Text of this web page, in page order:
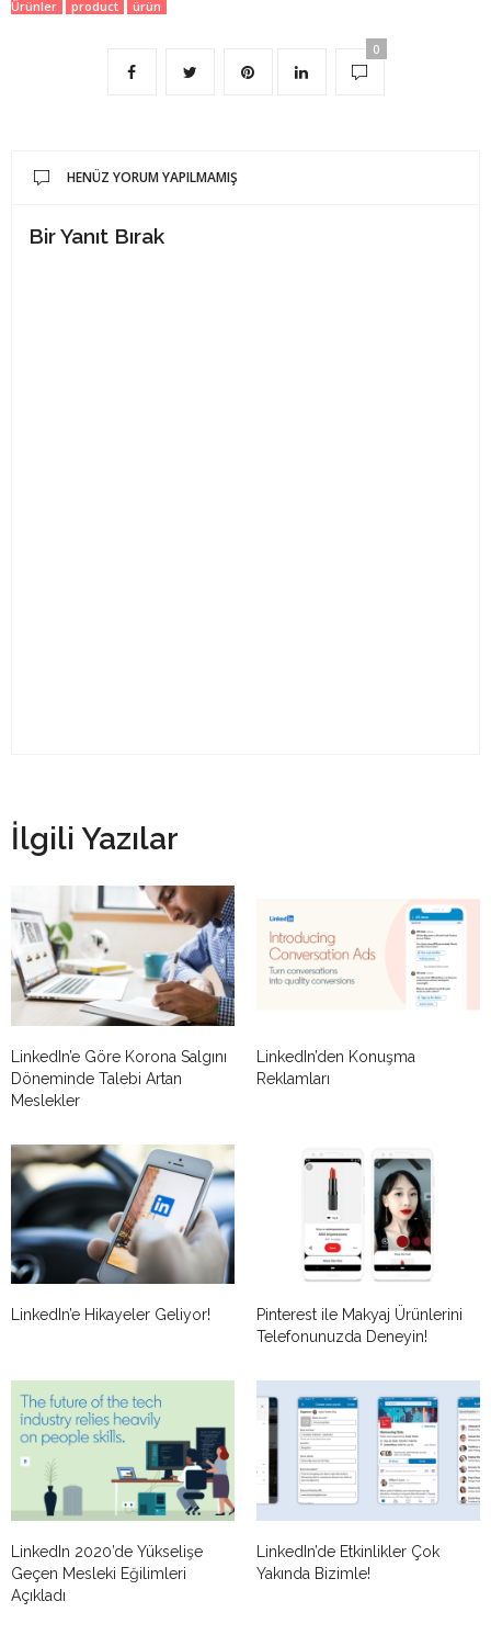
Ürünler product ürün
0
HENÜZ YORUM YAPILMAMIŞ
Bir Yanıt Bırak
İlgili Yazılar
LinkedIn’e Göre Korona Salgını
Döneminde Talebi Artan
Meslekler
LinkedIn’den Konuşma
Reklamları
LinkedIn’e Hikayeler Geliyor!
Pinterest ile Makyaj Ürünlerini
Telefonunuzda Deneyin!
LinkedIn 2020’de Yükselişe
Geçen Mesleki Eğilimleri
Açıkladı
LinkedIn’de Etkinlikler Çok
Yakında Bizimle!